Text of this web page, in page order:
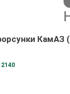
КамАЗ